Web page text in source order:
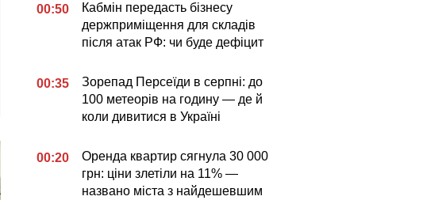
00:50
Кабмін передасть бізнесу
держприміщення для складів
після атак РФ: чи буде дефіцит
00:35
Зорепад Персеїди в серпні: до
100 метеорів на годину — де й
коли дивитися в Україні
00:20
Оренда квартир сягнула 30 000
грн: ціни злетіли на 11% —
названо міста з найдешевшим